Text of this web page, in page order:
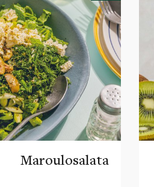
Maroulosalata